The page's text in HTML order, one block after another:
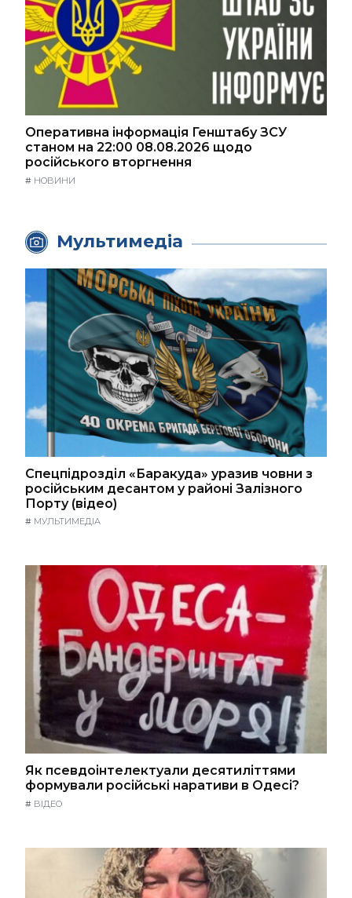
Оперативна інформація Генштабу ЗСУ
станом на 22:00 08.08.2026 щодо
російського вторгнення
# НОВИНИ
Мультимедіа
Спецпідрозділ «Баракуда» уразив човни з
російським десантом у районі Залізного
Порту (відео)
# МУЛЬТИМЕДІА
Як псевдоінтелектуали десятиліттями
формували російські наративи в Одесі?
# ВІДЕО